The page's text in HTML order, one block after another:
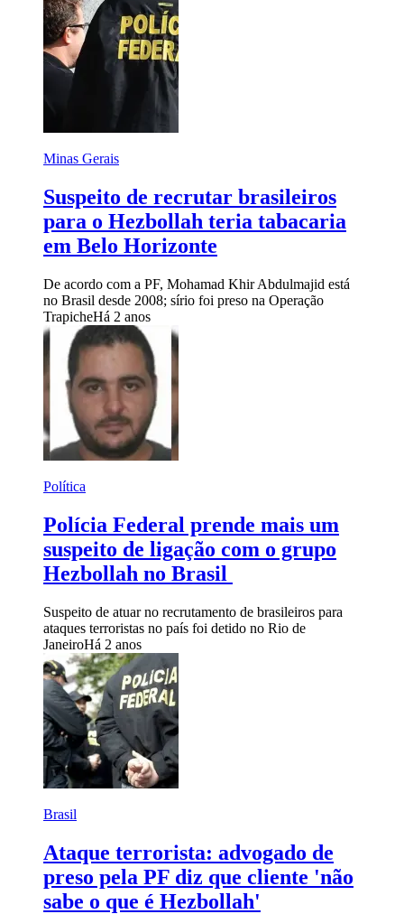
Minas Gerais
Suspeito de recrutar brasileiros
para o Hezbollah teria tabacaria
em Belo Horizonte
De acordo com a PF, Mohamad Khir Abdulmajid está
no Brasil desde 2008; sírio foi preso na Operação
TrapicheHá 2 anos
Política
Polícia Federal prende mais um
suspeito de ligação com o grupo
Hezbollah no Brasil
Suspeito de atuar no recrutamento de brasileiros para
ataques terroristas no país foi detido no Rio de
JaneiroHá 2 anos
Brasil
Ataque terrorista: advogado de
preso pela PF diz que cliente 'não
sabe o que é Hezbollah'